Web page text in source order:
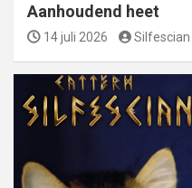
Aanhoudend heet
14 juli 2026 Silfescian